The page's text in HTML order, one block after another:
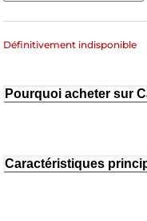
Définitivement indisponible
Pourquoi acheter sur
Caractéristiques